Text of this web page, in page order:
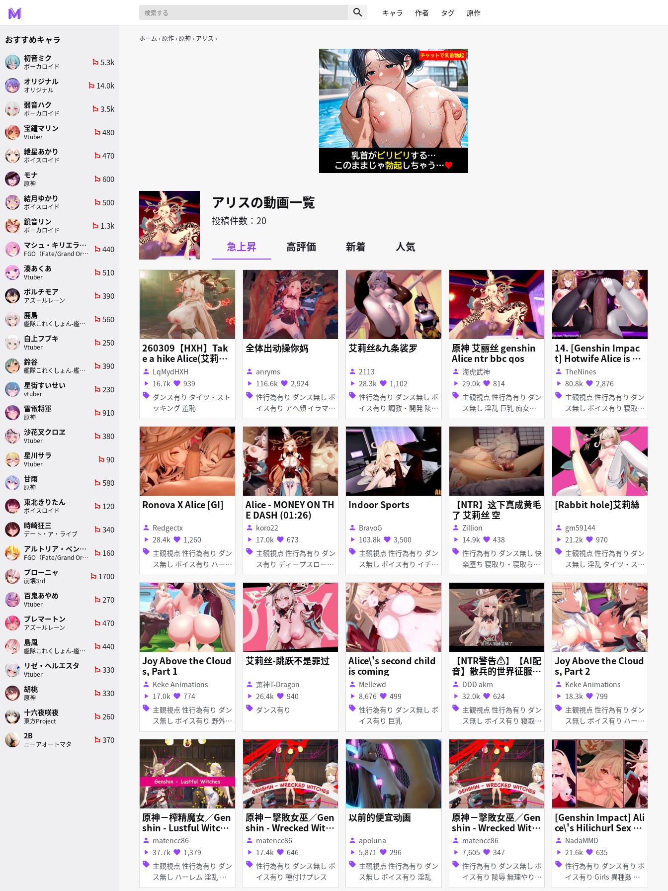
search キャラ 作者 タグ 原作
ホーム 原作 原神 アリス
アリスの動画一覧
投稿件数：20
急上昇 高評価 新着 人気
260309【HXH】Tak
e a hike Alice(艾莉丝)‌
【MemberProposa
l】
person LqMydHXH
play_arrow 16.7k favorite 939
sell ダンス有り タイツ・スト
ッキング 羞恥
全体出动操你妈
person anryms
play_arrow 116.6k favorite 2,924
sell 性行為有り ダンス無し ボ
イス有り アヘ顔 イラマチ
オ お漏らし・潮吹き 口内
射精 種付けプレス 手コキ
フェラ 輪姦
艾莉丝&九条裟罗
person 2113
play_arrow 28.3k favorite 1,102
sell 性行為有り ダンス無し ボ
イス有り 調教・開発 陵辱
無理やり 淫乱 ピアス・装
飾品 アヘ顔 お漏らし・潮
吹き 拘束 種付けプレス
ディープスロート 手コキ
フェラ 輪姦
原神 艾丽丝 genshin
Alice ntr bbc qos
person 海虎武神
play_arrow 29.0k favorite 814
sell 主観視点 性行為有り ダン
ス無し 淫乱 巨乳 痴女・
ビッチ 足コキ アヘ顔 お
漏らし・潮吹き 女性上位
14. [Genshin Impac
t] Hotwife Alice is an
Escor
person TheNines
play_arrow 80.8k favorite 2,876
sell 主観視点 性行為有り ダン
ス無し ボイス有り 寝取
り・寝取られ(NTR) 淫乱
巨乳 タイツ・ストッキン
グ 足コキ アヘ顔 お漏ら
し・潮吹き 素股 種付けプ
レス 手コキ ニプルファッ
ク フェラ
Ronova X Alice [GI]
person Redgectx
play_arrow 28.4k favorite 1,260
sell 主観視点 性行為有り ダン
ス無し ボイス有り ハーレ
ム 淫乱 フェラ
Alice - MONEY ON TH
E DASH (01:26)
person koro22
play_arrow 17.0k favorite 673
sell 主観視点 性行為有り ダン
ス有り ディープスロート
フェラ
Indoor Sports
person BravoG
play_arrow 103.8k favorite 3,500
sell 主観視点 性行為有り ダン
ス無し ボイス有り イチャ
ラブ・あまあま 淫乱 巨乳
アヘ顔 素股 ディープスロ
ート フェラ
【NTR】这下真成黄毛
了 艾莉丝 空
person Zillion
play_arrow 14.9k favorite 438
sell 性行為有り ダンス無し 快
楽堕ち 寝取り・寝取られ
(NTR) 淫乱 痴女・ビッチ
アヘ顔 羞恥 種付けプレス
ディープスロート フェラ
[Rabbit hole]艾莉絲
person gm59144
play_arrow 21.2k favorite 970
sell 主観視点 性行為有り ダン
ス無し 淫乱 タイツ・スト
ッキング 足コキ 羞恥 種
付けプレス パイズリ フェ
ラ
Joy Above the Cloud
s, Part 1
person Keke Animations
play_arrow 17.0k favorite 774
sell 主観視点 性行為有り ダン
ス無し ボイス有り 野外
淫乱
艾莉丝-跳跃不是罪过
person 萧神T-Dragon
play_arrow 26.4k favorite 940
sell ダンス有り
Alice\'s second child
is coming
person Mellewd
play_arrow 8,676 favorite 499
sell 性行為有り ダンス無し ボ
イス有り 巨乳
【NTR警告⚠️】【AI配
音】散兵的世界征服计
划！DLC：被做局的艾
莉丝女士
person DDD akm
play_arrow 32.0k favorite 624
sell 主観視点 性行為有り ダン
ス無し ボイス有り 寝取
り・寝取られ(NTR) 淫乱
Joy Above the Cloud
s, Part 2
person Keke Animations
play_arrow 18.3k favorite 799
sell 主観視点 性行為有り ダン
ス無し ボイス有り ハーレ
ム 野外 淫乱 タイツ・ス
トッキング 着衣パイズリ
パイズリ
原神－榨精魔女／Gen
shin - Lustful Witche
s
person matencc86
play_arrow 37.7k favorite 1,379
sell 主観視点 性行為有り ダン
ス無し ハーレム 淫乱 顔
射 口内射精 ディープスロ
原神－擊敗女巫／Gen
shin - Wrecked Witc
hes (英／EN)
person matencc86
play_arrow 17.4k favorite 646
sell 性行為有り ダンス無し ボ
イス有り 種付けプレス
以前的便宜动画
person apoluna
play_arrow 5,871 favorite 296
sell 主観視点 性行為有り ダン
ス無し ボイス有り 淫乱
原神－擊敗女巫／Gen
shin - Wrecked Witc
hes (中／CN)
person matencc86
play_arrow 7,605 favorite 347
sell 性行為有り ダンス無し ボ
イス有り 陵辱 無理やり
種付けプレス
[Genshin Impact] Ali
ce\'s Hilichurl Sex Ex
periment
person NadaMMD
play_arrow 21.6k favorite 635
sell 性行為有り ダンス有り ボ
イス有り Girls 異種姦 タ
イツ・ストッキング バニ
おすすめキャラ
初音ミク
ボーカロイド
emoji_flags 5.3k
オリジナル
オリジナル
emoji_flags 14.0k
弱音ハク
ボーカロイド
emoji_flags 3.5k
宝鐘マリン
Vtuber
emoji_flags 480
紲星あかり
ボイスロイド
emoji_flags 470
モナ
原神
emoji_flags 600
結月ゆかり
ボイスロイド
emoji_flags 500
鏡音リン
ボーカロイド
emoji_flags 1.3k
マシュ・キリエライト
FGO（Fate/Grand Order）
emoji_flags 440
湊あくあ
Vtuber
emoji_flags 510
ボルチモア
アズールレーン
emoji_flags 390
鹿島
艦隊これくしょん-艦これ-
emoji_flags 560
白上フブキ
Vtuber
emoji_flags 250
鈴谷
艦隊これくしょん-艦これ-
emoji_flags 390
星街すいせい
vtuber
emoji_flags 230
雷電将軍
原神
emoji_flags 910
沙花叉クロヱ
Vtuber
emoji_flags 380
星川サラ
Vtuber
emoji_flags 90
甘雨
原神
emoji_flags 580
東北きりたん
ボイスロイド
emoji_flags 120
時崎狂三
デート・ア・ライブ
emoji_flags 340
アルトリア・ペンドラゴン(ランサー)
FGO（Fate/Grand Order）
emoji_flags 160
ブローニャ
崩壊3rd
emoji_flags 1700
百鬼あやめ
Vtuber
emoji_flags 270
ブレマートン
アズールレーン
emoji_flags 470
島風
艦隊これくしょん-艦これ-
emoji_flags 440
リゼ・ヘルエスタ
Vtuber
emoji_flags 330
胡桃
原神
emoji_flags 330
十六夜咲夜
東方Project
emoji_flags 260
2B
ニーアオートマタ
emoji_flags 370